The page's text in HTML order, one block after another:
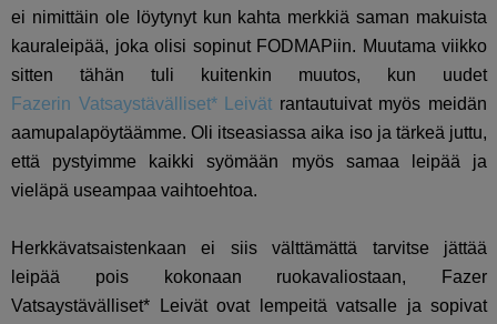
ei nimittäin ole löytynyt kun kahta merkkiä saman makuista
kauraleipää, joka olisi sopinut FODMAPiin. Muutama viikko
sitten tähän tuli kuitenkin muutos, kun uudet
Fazerin Vatsaystävälliset* Leivät rantautuivat myös meidän
aamupalapöytäämme. Oli itseasiassa aika iso ja tärkeä juttu,
että pystyimme kaikki syömään myös samaa leipää ja
vieläpä useampaa vaihtoehtoa.
Herkkävatsaistenkaan ei siis välttämättä tarvitse jättää
leipää pois kokonaan ruokavaliostaan,
Fazer
Vatsaystävälliset* Leivät ovat lempeitä vatsalle ja sopivat